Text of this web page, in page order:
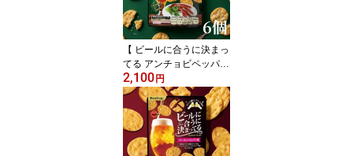
【 ビールに合うに決まっ
てる アンチョビペッパー
味 6個 】 ブルボン スナ
ック チップス おつまみ
ビール お酒 スナック菓
子 定番 晩酌 無限 パーテ
ィー カリカリ ビールの
お供 家飲み 米菓 黒胡椒
2,100円